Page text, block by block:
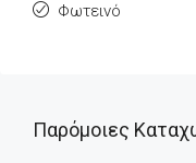
Φωτεινό
Παρόμοιες